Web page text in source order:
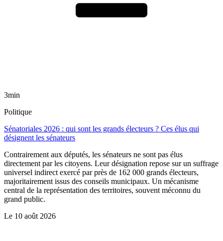
3min
Politique
Sénatoriales 2026 : qui sont les grands électeurs ? Ces élus qui
désignent les sénateurs
Contrairement aux députés, les sénateurs ne sont pas élus
directement par les citoyens. Leur désignation repose sur un suffrage
universel indirect exercé par près de 162 000 grands électeurs,
majoritairement issus des conseils municipaux. Un mécanisme
central de la représentation des territoires, souvent méconnu du
grand public.
Le 10 août 2026